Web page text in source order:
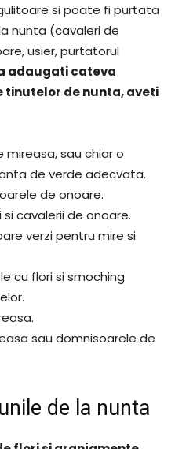
si poate fi purtata
nunta (cavaleri de
usier, purtatorul
adaugati cateva
tinutelor de nunta, aveti
mireasa, sau chiar o
de verde adecvata.
de onoare.
cavalerii de onoare.
verzi pentru mire si
cu flori si smoching
sau domnisoarele de
de la nunta